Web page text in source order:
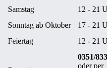
Samstag
12 - 21
Sonntag ab Oktober
17 - 21
Feiertag
12 - 21
0351/
oder per